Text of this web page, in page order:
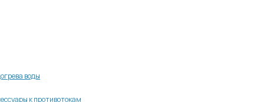
воды
к противотокам